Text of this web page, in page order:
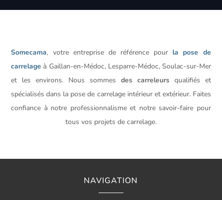
Somecama, votre entreprise de référence pour la pose de
carrelage à Gaillan-en-Médoc, Lesparre-Médoc, Soulac-sur-Mer
et les environs. Nous sommes des carreleursqualifiés et
spécialisés dans la pose de carrelage intérieur et extérieur. Faites
confiance à notre professionnalisme et notre savoir-faire pour
tous vos projets de carrelage.
NAVIGATION